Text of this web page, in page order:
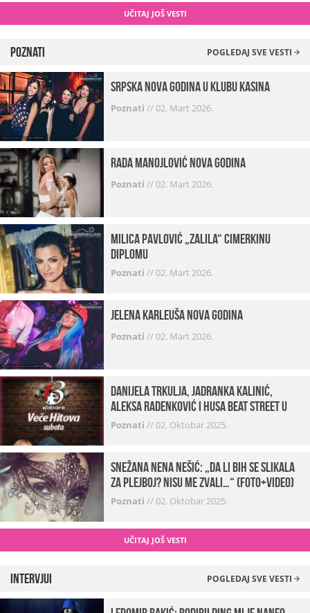
UČITAJ JOŠ VESTI
Poznati POGLEDAJ SVE VESTI
Srpska Nova godina u klubu Kasina
Poznati //02. Mart 2026.
Rada Manojlović Nova godina
Poznati //02. Mart 2026.
Milica Pavlović „zalila“ cimerkinu
diplomu
Poznati //02. Mart 2026.
Jelena Karleuša Nova godina
Poznati //02. Mart 2026.
Danijela Trkulja, Jadranka Kalinić,
Aleksa Radenković i Husa Beat Street u
Kabareu 13
Poznati //02. Oktobar 2025.
Snežana Nena Nešić: „Da li bih se slikala
za Plejboj? Nisu me zvali…“ (FOTO+VIDEO)
Poznati //02. Oktobar 2025.
UČITAJ JOŠ VESTI
Intervjui POGLEDAJ SVE VESTI